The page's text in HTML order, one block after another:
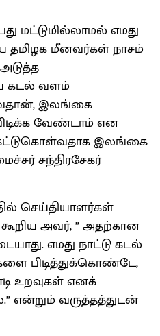
மட்டுமில்லாமல் எமது
மீனவர்கள் நாசம்
கடல் வளம்
இலங்கை
வேண்டாம் என
இலங்கை
சந்திரசேகர்
செய்தியாளர்கள்
அவர், ” அதற்கான
எமது நாட்டு கடல்
பிடித்துக்கொண்டே,
உறவுகள் எனக்
என்றும் வருத்தத்துடன்